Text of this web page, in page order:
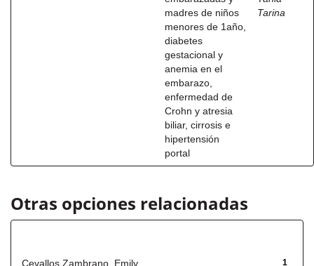
madres de niños
menores de 1año,
diabetes
gestacional y
anemia en el
embarazo,
enfermedad de
Crohn y atresia
biliar, cirrosis e
hipertensión
portal
Tarina
Otras opciones relacionadas
1
Cevallos Zambrano, Emily